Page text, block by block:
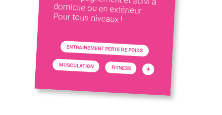
Pour tous niveaux !
ENTRAINEMENT PERTE DE POIDS
MUSCULATION FITNESS +